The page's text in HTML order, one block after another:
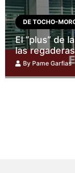
DE TOCHO-
El “plus” de
las regaderas
By Pame Garfias